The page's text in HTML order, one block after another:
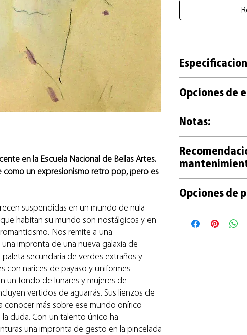
en la Escuela Nacional de Bellas Artes.
como un expresionismo retro pop, ¡pero es
suspendidas en un mundo de nula
habitan su mundo son nostálgicos y en
Nos remite a una
impronta de una nueva galaxia de
secundaria de verdes extraños y
con narices de payaso y uniformes
un fondo de lunares y mujeres de
vertidos de aguarrás. Sus lienzos de
conocer más sobre ese mundo onírico
duda. Con un talento único ha
una impronta de gesto en la pincelada
Kashmir (UK) de
+ Cada
mano por el artista.
+ Tanto las obras
acompañan de un
+
de la obra en este
Opciones de
con film y
madera natural y
papel protector en
+ La entrega de
Notas:
una reproducción
de la obra.
+ Las fotos de obras
guía práctica en este
Opciones de
+ Con Paypal para